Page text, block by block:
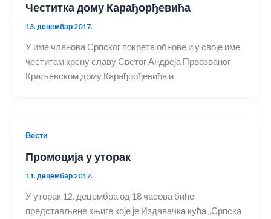
Честитка дому Карађорђевића
13. децембар 2017.
У име чланова Српског покрета обнове и у своје име
честитам крсну славу Светог Андреја Првозваног
Краљевском дому Карађорђевића и
Вести
Промоција у уторак
11. децембар 2017.
У уторак 12. децембра од 18 часова биће
представљене књиге које је Издавачка кућа „Српска